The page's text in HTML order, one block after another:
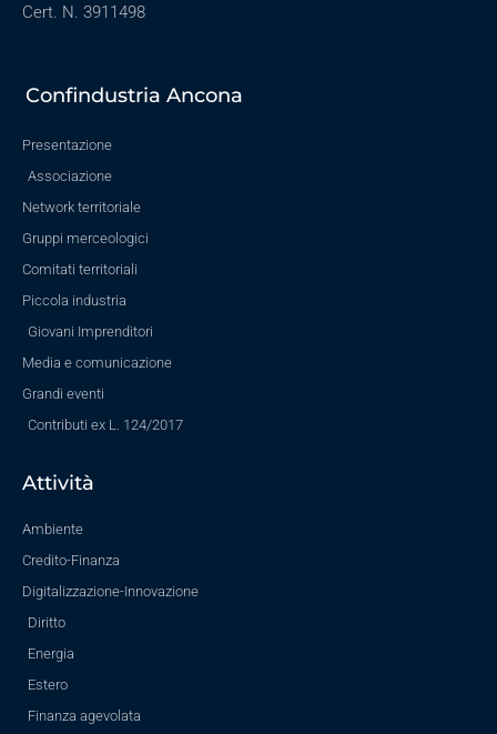
Cert. N. 3911498
Confindustria Ancona
Presentazione
Associazione
Network territoriale
Gruppi merceologici
Comitati territoriali
Piccola industria
Giovani Imprenditori
Media e comunicazione
Grandi eventi
Contributi ex L. 124/2017
Attività
Ambiente
Credito-Finanza
Digitalizzazione-Innovazione
Diritto
Energia
Estero
Finanza agevolata